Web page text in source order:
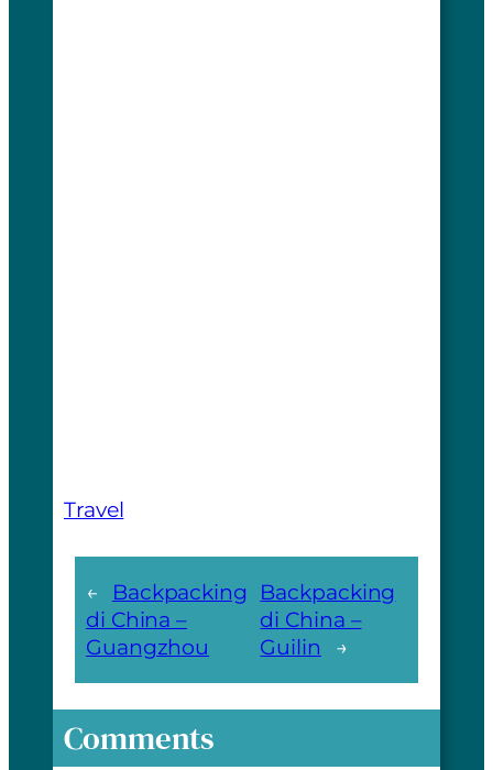
Travel
←
Backpacking
di China –
Guangzhou
Backpacking
di China –
Guilin
→
Comments